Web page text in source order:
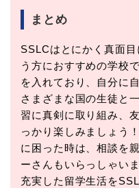
まとめ
SSLCはとにかく真面
う方におすすめの学校
を入れており、自分に
さまざまな国の生徒と
習に真剣に取り組み、
っかり楽しみましょう
に困った時は、相談を
ーさんもいらっしゃいま
充実した留学生活を